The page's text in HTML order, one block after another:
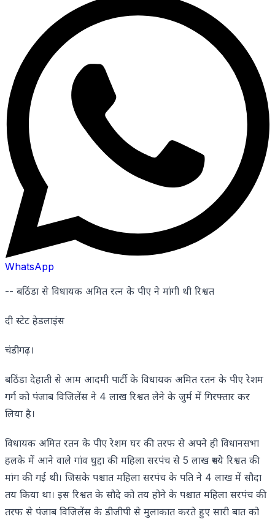
WhatsApp
-- बठिंडा से विधायक अमित रत्न के पीए ने मांगी थी रिश्वत
दी स्टेट हेडलाइंस
चंडीगढ़।
बठिंडा देहाती से आम आदमी पार्टी के विधायक अमित रतन के पीए रेशम
गर्ग को पंजाब विजिलेंस ने 4 लाख रिश्वत लेने के जुर्म में गिरफ्तार कर
लिया है।
विधायक अमित रतन के पीए रेशम घर की तरफ से अपने ही विधानसभा
हलके में आने वाले गांव घुद्दा की महिला सरपंच से 5 लाख रुपये रिश्वत की
मांग की गई थी। जिसके पश्चात महिला सरपंच के पति ने 4 लाख में सौदा
तय किया था। इस रिश्वत के सौदे को तय होने के पश्चात महिला सरपंच की
तरफ से पंजाब विजिलेंस के डीजीपी से मुलाकात करते हुए सारी बात को